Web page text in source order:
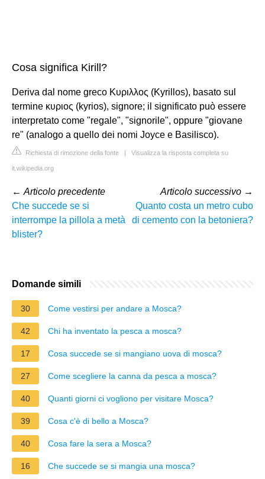
Cosa significa Kirill?
Deriva dal nome greco Κυριλλος (Kyrillos), basato sul
termine κυριος (kyrios), signore; il significato può essere
interpretato come "regale", "signorile", oppure "giovane
re" (analogo a quello dei nomi Joyce e Basilisco).
Richiesta di rimozione della fonte | Visualizza la risposta completa su
it.wikipedia.org
← Articolo precedente
Che succede se si
interrompe la pillola a metà
blister?
Articolo successivo →
Quanto costa un metro cubo
di cemento con la betoniera?
Domande simili
30 Come vestirsi per andare a Mosca?
42 Chi ha inventato la pesca a mosca?
17 Cosa succede se si mangiano uova di mosca?
27 Come scegliere la canna da pesca a mosca?
40 Quanti giorni ci vogliono per visitare Mosca?
39 Cosa c'è di bello a Mosca?
40 Cosa fare la sera a Mosca?
16 Che succede se si mangia una mosca?